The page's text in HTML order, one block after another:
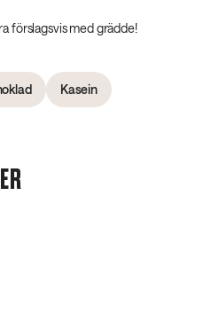
förslagsvis med grädde!
Kasein